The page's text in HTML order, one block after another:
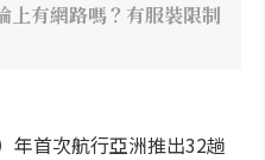
上有網路嗎？有服裝限制
年首次航行亞洲推出32趟